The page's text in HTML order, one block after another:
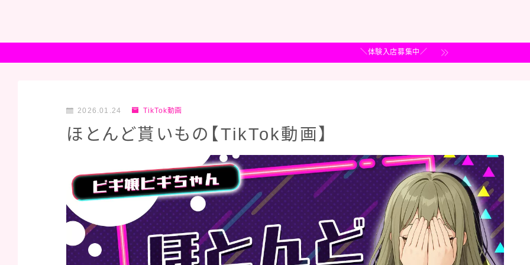
＼体験入店募集中／
2026.01.24 TikTok動画
ほとんど貰いもの【TikTok動画】